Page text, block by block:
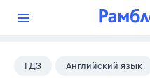
ГДЗ Английский язык